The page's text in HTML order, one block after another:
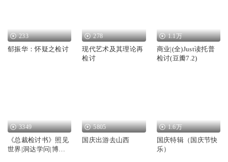
233
郁振华：怀疑之检讨
278
现代艺术及其理论再
检讨
1.1万
商业|(全)Just读托普
检讨(豆瓣7.2)
3349
《总裁检讨书》照见
世界|洞达学问|博览
5805
国庆出游去山西
1.6万
国庆特辑（国庆节快
乐）